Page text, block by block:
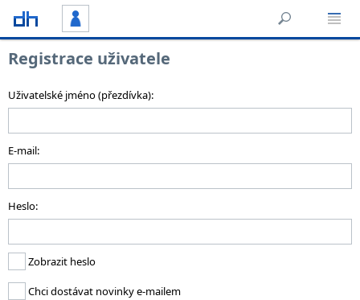
Registrace uživatele
Uživatelské jméno (přezdívka):
E-mail:
Heslo:
Zobrazit heslo
Chci dostávat novinky e-mailem